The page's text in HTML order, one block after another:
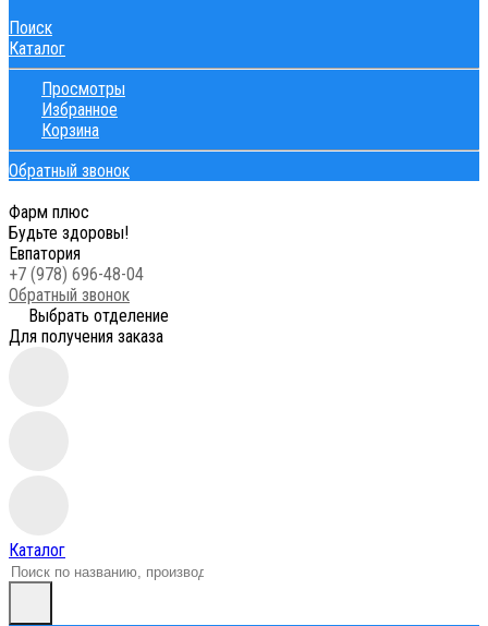
Поиск
Каталог
Просмотры
Избранное
Корзина
Обратный звонок
Фарм плюс
Будьте здоровы!
Евпатория
+7 (978) 696-48-04
Обратный звонок
Выбрать отделение
Для получения заказа
Каталог